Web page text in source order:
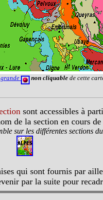
non cliquable de cette
sont accessibles à
de la section en cours
sur les différentes sections
qui sont fournis par
par la suite pour